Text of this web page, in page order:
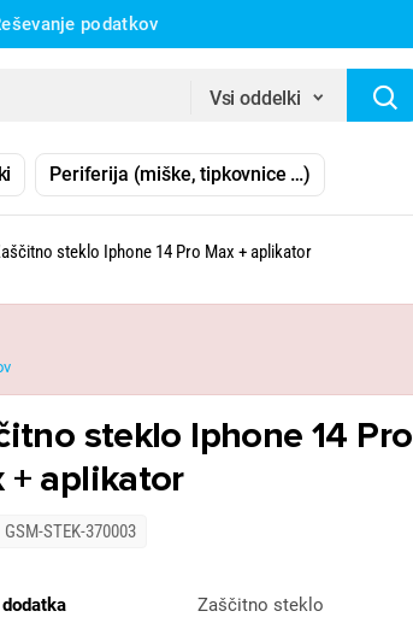
podatkov
Vsi oddelki
Periferija (miške, tipkovnice …)
steklo Iphone 14 Pro Max + aplikator
steklo Iphone 14 Pro
+ aplikator
GSM-STEK-370003
Zaščitno steklo